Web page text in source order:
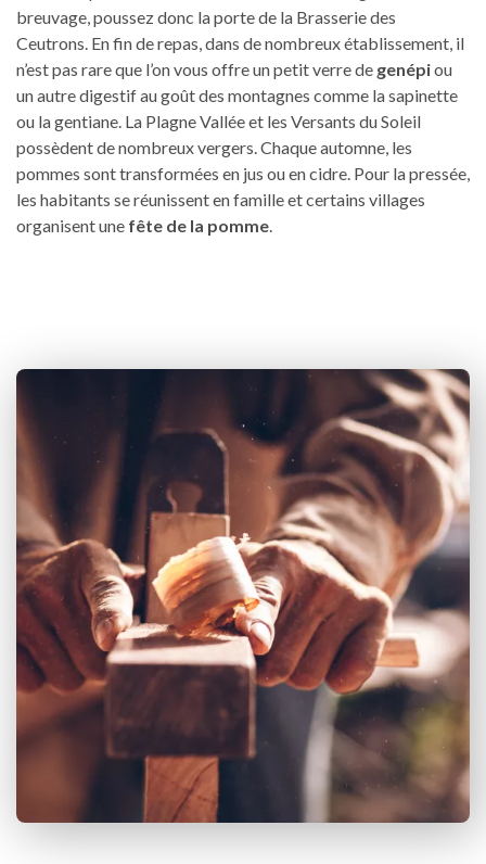
breuvage, poussez donc la porte de la Brasserie des
Ceutrons. En fin de repas, dans de nombreux établissement, il
n’est pas rare que l’on vous offre un petit verre de genépiou
un autre digestif au goût des montagnes comme la sapinette
ou la gentiane. La Plagne Vallée et les Versants du Soleil
possèdent de nombreux vergers. Chaque automne, les
pommes sont transformées en jus ou en cidre. Pour la pressée,
les habitants se réunissent en famille et certains villages
organisent une fête de la pomme.